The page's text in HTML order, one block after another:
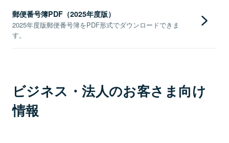
郵便番号簿PDF（2025年度版）
2025年度版郵便番号簿をPDF形式でダウンロードできま
す。
ビジネス・法人のお客さま向け
情報